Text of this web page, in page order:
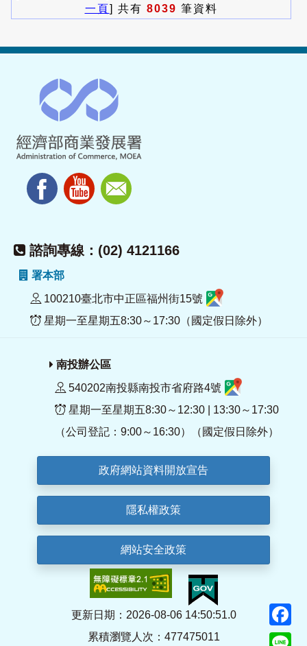
一頁] 共有 8039 筆資料
諮詢專線：(02) 4121166
署本部
100210臺北市中正區福州街15號
星期一至星期五8:30～17:30（國定假日除外）
南投辦公區
540202南投縣南投市省府路4號
星期一至星期五8:30～12:30 | 13:30～17:30
（公司登記：9:00～16:30）（國定假日除外）
政府網站資料開放宣告
隱私權政策
網站安全政策
更新日期：2026-08-06 14:50:51.0
累積瀏覽人次：477475011